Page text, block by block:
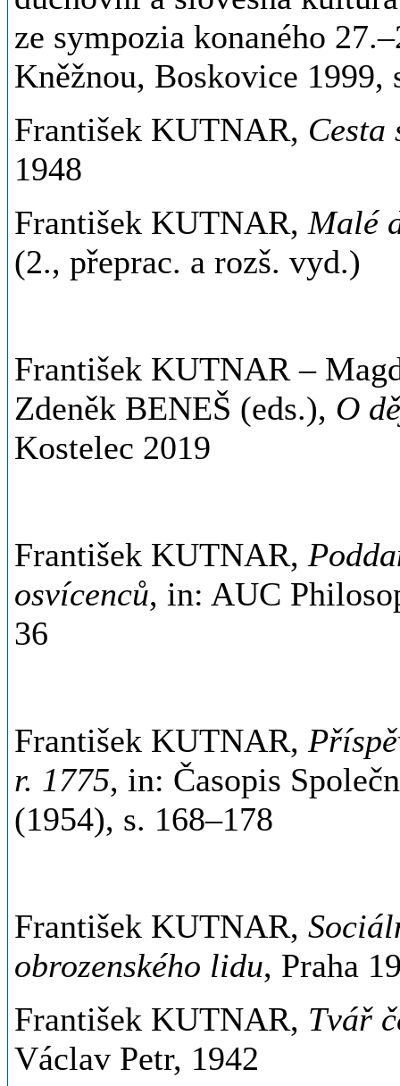
ze sympozia konaného
Kněžnou, Boskovice 1999,
František KUTNAR, Cesta
1948
František KUTNAR, Malé
(2., přeprac. a rozš. vyd.)
František KUTNAR –
Zdeněk BENEŠ (eds.), O
Kostelec 2019
František KUTNAR,
osvícenců, in: AUC
36
František KUTNAR,
r. 1775, in: Časopis
(1954), s. 168–178
František KUTNAR,
obrozenského lidu, Praha
František KUTNAR, Tvář
Václav Petr, 1942